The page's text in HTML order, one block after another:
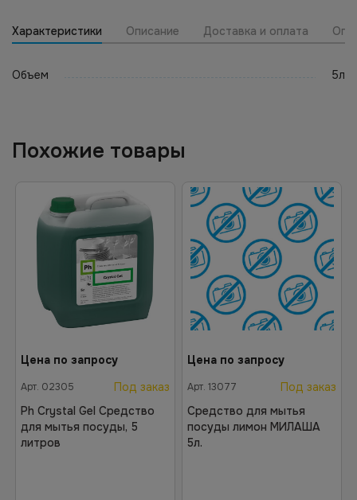
Характеристики Описание Доставка и оплата
Объем 5л
Похожие товары
Цена по запросу
Арт. 02305
Под заказ
Ph Crystal Gel Средство
для мытья посуды, 5
литров
Цена по запросу
Арт. 13077
Под заказ
Средство для мытья
посуды лимон МИЛАША
5л.